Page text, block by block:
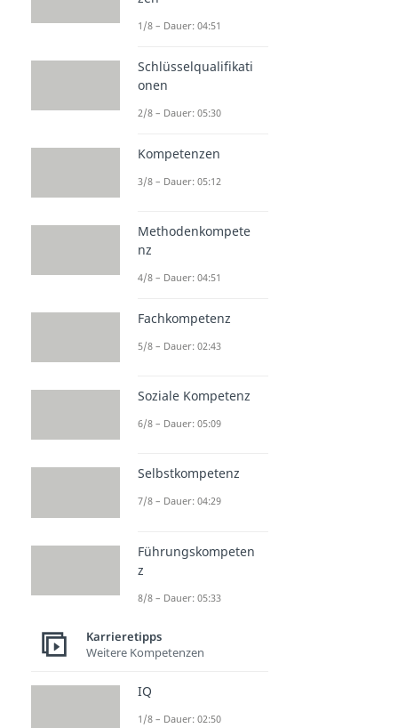
1/8 – Dauer: 04:51
Schlüsselqualifikati
onen
2/8 – Dauer: 05:30
Kompetenzen
3/8 – Dauer: 05:12
Methodenkompete
nz
4/8 – Dauer: 04:51
Fachkompetenz
5/8 – Dauer: 02:43
Soziale Kompetenz
6/8 – Dauer: 05:09
Selbstkompetenz
7/8 – Dauer: 04:29
Führungskompeten
z
8/8 – Dauer: 05:33
Karrieretipps
Weitere Kompetenzen
IQ
1/8 – Dauer: 02:50